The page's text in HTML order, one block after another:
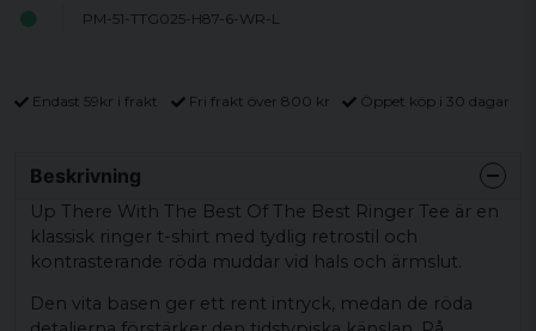
PM-51-TTG025-H87-6-WR-L
Endast 59kr i frakt Fri frakt över 800 kr Öppet köp i 30 dagar
Beskrivning
Up There With The Best Of The Best Ringer Tee är en
klassisk ringer t-shirt med tydlig retrostil och
kontrasterande röda muddar vid hals och ärmslut.
Den vita basen ger ett rent intryck, medan de röda